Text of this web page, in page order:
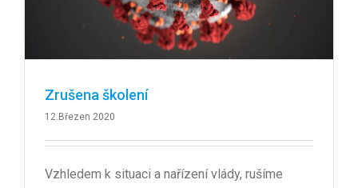
Zrušena školení
12.Březen 2020
Vzhledem k situaci a nařízení vlády, rušíme